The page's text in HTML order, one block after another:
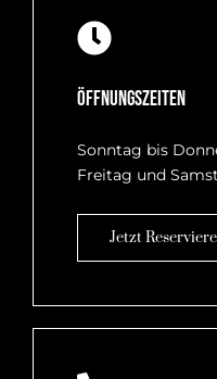
Öffnungszeiten
Sonntag bis
Freitag und
Jetzt